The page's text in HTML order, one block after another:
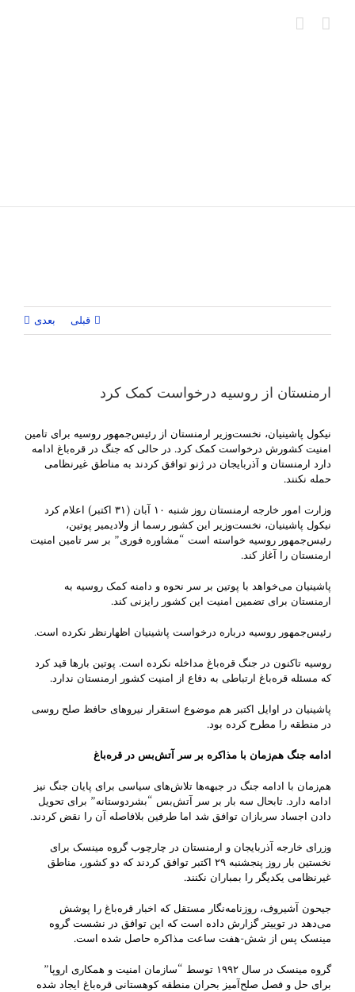
قبلی بعدی
ارمنستان از روسیه درخواست کمک کرد
نیکول پاشینیان، نخست‌وزیر ارمنستان از رئیس‌جمهور روسیه برای تامین
امنیت کشورش درخواست کمک کرد. در حالی که جنگ در قره‌باغ ادامه
دارد ارمنستان و آذربایجان در ژنو توافق کردند به مناطق غیرنظامی
حمله نکنند.
وزارت امور خارجه ارمنستان روز شنبه ۱۰ آبان (۳۱ اکتبر) اعلام کرد
نیکول پاشینیان، نخست‌وزیر این کشور رسما از ولادیمیر پوتین،
رئیس‌جمهور روسیه خواسته است “مشاوره فوری” بر سر تامین امنیت
ارمنستان را آغاز کند.
پاشینیان می‌خواهد با پوتین بر سر نحوه و دامنه کمک روسیه به
ارمنستان برای تضمین امنیت این کشور رایزنی کند.
رئیس‌جمهور روسیه درباره درخواست پاشینیان اظهارنظر نکرده است.
روسیه تاکنون در جنگ قره‌باغ مداخله نکرده است. پوتین بارها قید کرد
که مسئله قره‌باغ ارتباطی به دفاع از امنیت کشور ارمنستان ندارد.
پاشینیان در اوایل اکتبر هم موضوع استقرار نیروهای حافظ صلح روسی
در منطقه را مطرح کرده بود.
ادامه جنگ هم‌زمان با مذاکره بر سر آتش‌بس در قره‌باغ
هم‌زمان با ادامه جنگ در جبهه‌ها تلاش‌های سیاسی برای پایان جنگ نیز
ادامه دارد. تابحال سه بار بر سر آتش‌بس “بشردوستانه” برای تحویل
دادن اجساد سربازان توافق شد اما طرفین بلافاصله آن را نقض کردند.
وزرای خارجه آذربایجان و ارمنستان در چارچوب گروه مینسک برای
نخستین بار روز پنجشنبه ۲۹ اکتبر توافق کردند که دو کشور، مناطق
غیرنظامی یکدیگر را بمباران نکنند.
جیحون آشیروف، روزنامه‌نگار مستقل که اخبار قره‌باغ را پوشش
می‌دهد در توییتر گزارش داده است که این توافق در نشست گروه
مینسک پس از شش-هفت ساعت مذاکره حاصل شده است.
گروه مینسک در سال ۱۹۹۲ توسط “سازمان امنیت و همکاری اروپا”
برای حل و فصل صلح‌آمیز بحران منطقه کوهستانی قره‌باغ ایجاد شده